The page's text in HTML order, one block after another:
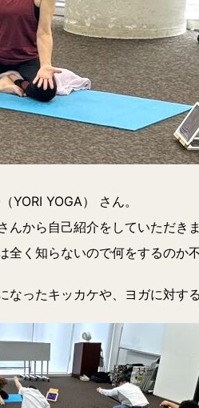
YORI YOGA） さん。
から自己紹介をしていただきま
全く知らないので何をするの
なったキッカケや、ヨガに対す